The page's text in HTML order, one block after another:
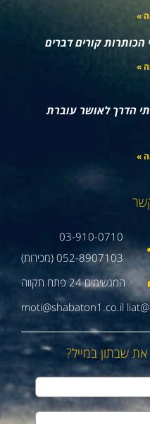
»
הכותרות קורים דברים
»
הדרך לאושר עוברת
»
03-910-0710
052-8907103 (מכירות)
moti@shabaton1.co.il
שבתון במייל?